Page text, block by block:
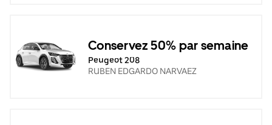
Conservez 50% par semaine
Peugeot 208
RUBEN EDGARDO NARVAEZ